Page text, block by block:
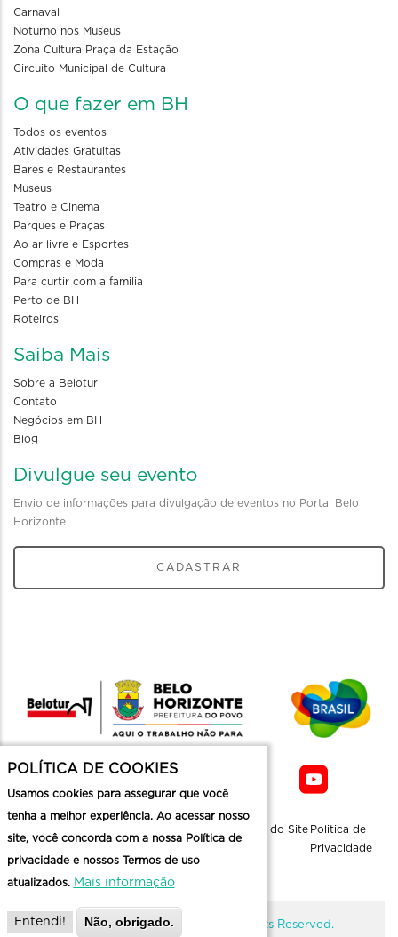
Carnaval
Noturno nos Museus
Zona Cultura Praça da Estação
Circuito Municipal de Cultura
O que fazer em BH
Todos os eventos
Atividades Gratuitas
Bares e Restaurantes
Museus
Teatro e Cinema
Parques e Praças
Ao ar livre e Esportes
Compras e Moda
Para curtir com a familia
Perto de BH
Roteiros
Saiba Mais
Sobre a Belotur
Contato
Negócios em BH
Blog
Divulgue seu evento
Envio de informações para divulgação de eventos no Portal Belo
Horizonte
CADASTRAR
Mapa do Site Politica de
Privacidade
@ Copyright Belotur 2026. All Rights Reserved.
POLÍTICA DE COOKIES
Usamos cookies para assegurar que você
tenha a melhor experiência. Ao acessar nosso
site, você concorda com a nossa Política de
privacidade e nossos Termos de uso
atualizados. Mais informação
Entendi! Não, obrigado.